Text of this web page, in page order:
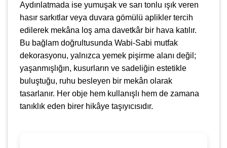
Aydınlatmada ise yumuşak ve sarı tonlu ışık veren
hasır sarkıtlar veya duvara gömülü aplikler tercih
edilerek mekâna loş ama davetkâr bir hava katılır.
Bu bağlam doğrultusunda Wabi-Sabi mutfak
dekorasyonu, yalnızca yemek pişirme alanı değil;
yaşanmışlığın, kusurların ve sadeliğin estetikle
buluştuğu, ruhu besleyen bir mekân olarak
tasarlanır. Her obje hem kullanışlı hem de zamana
tanıklık eden birer hikâye taşıyıcısıdır.